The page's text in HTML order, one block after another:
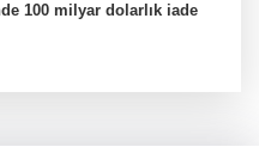
100 milyar dolarlık iade